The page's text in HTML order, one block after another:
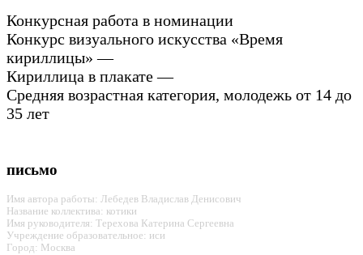
Конкурсная работа в номинации
Конкурс визуального искусства «Время
кириллицы» —
Кириллица в плакате —
Средняя возрастная категория, молодежь от 14 до
35 лет
письмо
Имя автора работы: Лебедев Владислав Денисович
Название коллектива: котики
Имя руководителя: Терехова Катерина Сергеевна
Учреждение образовательное: иси
Город: Москва